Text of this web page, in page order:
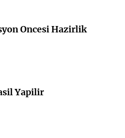
Oncesi Hazirlik
Yapilir